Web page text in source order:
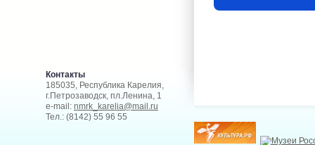
Контакты
185035, Республика Карелия,
г.Петрозаводск, пл.Ленина, 1
e-mail: nmrk_karelia@mail.ru
Тел.: (8142) 55 96 55